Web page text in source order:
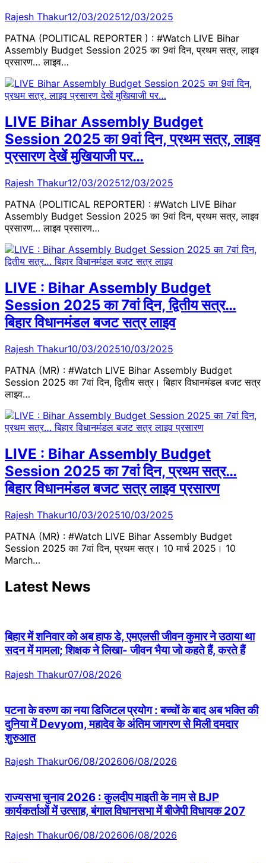
Rajesh Thakur12/03/202512/03/2025
PATNA (POLITICAL REPORTER ) : #Watch LIVE Bihar
Assembly Budget Session 2025 का 9वां दिन, प्रथम सत्र, लाइव
प्रसारण… लाइव…
LIVE Bihar Assembly Budget
Session 2025 का 9वां दिन, प्रथम सत्र, लाइव
प्रसारण देखें मुखियाजी पर…
Rajesh Thakur12/03/202512/03/2025
PATNA (POLITICAL REPORTER) : #Watch LIVE Bihar
Assembly Budget Session 2025 का 9वां दिन, प्रथम सत्र, लाइव
प्रसारण… लाइव प्रसारण…
LIVE : Bihar Assembly Budget
Session 2025 का 7वां दिन, द्वितीय सत्र…
बिहार विधानमंडल बजट सत्र लाइव
Rajesh Thakur10/03/202510/03/2025
PATNA (MR) : #Watch LIVE Bihar Assembly Budget
Session 2025 का 7वां दिन, द्वितीय सत्र। बिहार विधानमंडल बजट सत्र
लाइव…
LIVE : Bihar Assembly Budget
Session 2025 का 7वां दिन, प्रथम सत्र…
बिहार विधानमंडल बजट सत्र लाइव प्रसारण
Rajesh Thakur10/03/202510/03/2025
PATNA (MR) : #Watch LIVE Bihar Assembly Budget
Session 2025 का 7वां दिन, प्रथम सत्र। 10 मार्च 2025। 10
March…
Latest News
बिहार में शनिवार को अब हाफ डे, एमएलसी जीवन कुमार ने उठाया था
सदन में मामला; शिक्षक ने लिखा- जीवन भैया जो कहते हैं, करते हैं
Rajesh Thakur07/08/2026
पटना के वरुण का नया डिजिटल प्रयोग : बच्चों के बाद अब भक्ति की
दुनिया में Devyom, महादेव के अंतिम जागरण से मिली दमदार
शुरुआत
Rajesh Thakur06/08/202606/08/2026
राज्यसभा चुनाव 2026 : कुलदीप माइती के नाम से BJP
कार्यकर्ताओं में उत्साह, बंगाल विधानसभा में बीजेपी विधायक 207
Rajesh Thakur06/08/202606/08/2026